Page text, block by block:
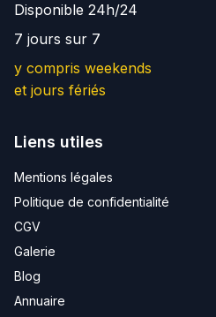
Disponible 24h/24
7 jours sur 7
y compris weekends
et jours fériés
Liens utiles
Mentions légales
Politique de confidentialité
CGV
Galerie
Blog
Annuaire